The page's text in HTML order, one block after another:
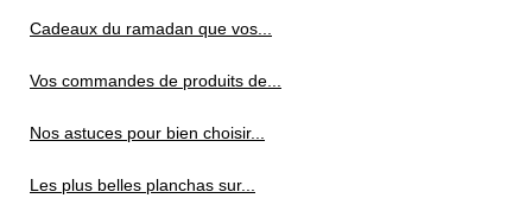
Cadeaux du ramadan que vos...
Vos commandes de produits de...
Nos astuces pour bien choisir...
Les plus belles planchas sur...